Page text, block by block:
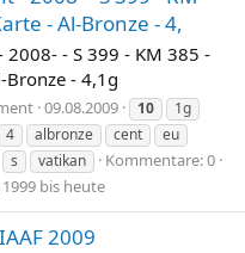
- Al-Bronze - 4,
2008- - S 399 - KM 385 -
Bronze - 4,1g
09.08.2009 10
1g
4 albronze cent
eu
s vatikan
Kommentare: 0
bis heute
2009